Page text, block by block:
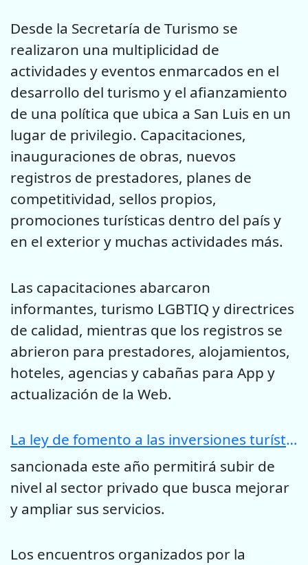
Desde la Secretaría de Turismo se
realizaron una multiplicidad de
actividades y eventos enmarcados en el
desarrollo del turismo y el afianzamiento
de una política que ubica a San Luis en un
lugar de privilegio. Capacitaciones,
inauguraciones de obras, nuevos
registros de prestadores, planes de
competitividad, sellos propios,
promociones turísticas dentro del país y
en el exterior y muchas actividades más.
Las capacitaciones abarcaron
informantes, turismo LGBTIQ y directrices
de calidad, mientras que los registros se
abrieron para prestadores, alojamientos,
hoteles, agencias y cabañas para App y
actualización de la Web.
La ley de fomento a las inversiones turísticas
sancionada este año permitirá subir de
nivel al sector privado que busca mejorar
y ampliar sus servicios.
Los encuentros organizados por la